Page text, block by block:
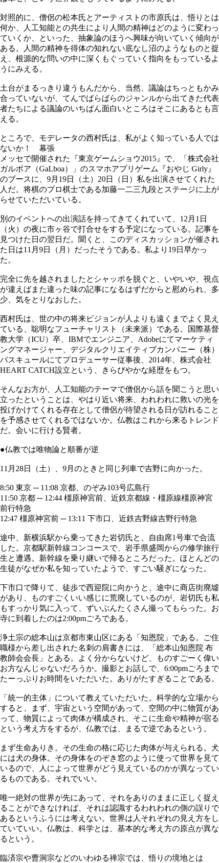
対照的に、僧侶の松本氏とアーティストの市原氏は、悟りとは
何か、人工知能との共生により人間の精神はどのように変わっ
ていくか、といった、抽象論のほうへ興味が向いていく傾向が
ある。人間の精神を得体の知れない底なし沼のようなものと捉
え、根源的な問いの中に深くもぐっていく指向をもっているよ
うにみえる。
土台がまるっきり違うもんだから、当然、議論はちっともかみ
合っていないが、てんでばらばらのジャンルから出てきた代表
者たちによる議論のいちばん面白いところはそこにあるとも言
える。
ところで、モデレータの西村氏は、私がよく知っている人では
ないか！ 幕張
メッセで開催された『東京ゲームショウ2015』で、「株式会社
ガルボア（GaLboa）」のスマホアプリゲーム『おやじ Girly』
のブースに、9月19日（土）20日（日）私を出演させてくれた
人だ。将棋のプロ棋士である加藤一二三九段とステージに上が
らせていただいている。
別のイベントへの出演話を持ってきてくれていて、12月1日
（火）の夜に市ヶ谷で打合せをする予定になっている。記事を
見つけた日の翌日だ。聞くと、このディスカッションが催され
た日は11月9日（月）だったそうである。私より19日早かっ
た。
完全に先を越されましたとシャッポを脱ぐと、いやいや、視点
が違えばまた違った味の記事になるはずだからと慰められ、多
少、気をとりなおした。
西村氏は、世の中の将来ビジョンが人よりも遠くまでよく見え
ている、聡明なフューチャリスト（未来派）である。国際基督
教大学（ICU）卒、IBMでエンジニア、Adobeにてマーケティ
ングマネージャー、デジタルクリエイティブカンパニー（株）
バスキュールにてプロデューサー従事後、2014年、株式会社
HEART CATCH設立という、きらびやかな経歴をもつ。
そんなお方が、人工知能のテーマで僧侶から話を聞こうと思い
立ったということは、やはり近い将来、われわれに救いの光を
投げかけてくれる存在として僧侶が待望される日が訪れること
を予感させてくれるではないか。仏教はこれから来るトレンド
だ。会いに行ける賢者。
●仏教では唯物論と順番が逆
11月28日（土）、9月のときと同じ列車で吉野に向かった。
8:50 東京 ─ 11:08 京都、のぞみ103号広島行
11:50 京都 ─ 12:44 橿原神宮前、近鉄京都線・橿原線橿原神宮
前行特急
12:47 橿原神宮前 ─ 13:11 下市口、近鉄吉野線吉野行特急
途中、新横浜駅から乗ってきた岩切氏と、自由席1号車で合流
した。京都駅新幹線コンコースで、岩手県盛岡からの修学旅行
生と遭遇。新幹線を乗り継いで帰るところだった。ほとんどの
生徒がなぜか私を知っていたようで、すごい騒ぎになった。
下市口で降りて、徒歩で西迎院に向かうと、途中に商店街廃墟
があり、ものすごくいい感じに荒廃しているのが、岩切氏も私
もすっかり気に入って、ずいぶんたくさん撮ってもらった。お
寺に到着したのは2:00pmごろである。
浄土宗の総本山は京都市東山区にある「知恩院」である。ご住
職様から差し出された名刺の肩書きには、「総本山知恩院 布
教師会会長」とある。よく分からないけど、ものすごーく偉い
お方なんじゃないだろうか。撮影とお話しで、6:00pmごろまで
たーっぷりお時間をいただいた。ありがたすぎることである。
「統一的主体」について教えていただいた。科学的な立場から
すると、まず、宇宙という空間があって、空間の中に物質があ
って、物質によって肉体が構成され、そこに生命や精神が宿る
という考え方をするが、仏教では、まるで逆であるという。
まず生命ありき。その生命の格に応じた肉体が与えられる。犬
には犬の身体。その身体をのぞき窓のように使って世界を見て
いるので、人によって世界がどう見えているのかが異なってい
るものである。それでいい。
唯一絶対の世界が先にあって、それをありのままに正しく捉え
ることができなければ、それは認識するわれわれの側の誤りで
あるというふうには考えない。世界は人それぞれの見え方をし
ていていい。仏教は、科学とは、基本的な考え方の原点が異な
るという。
臨済宗や曹洞宗などのいわゆる禅宗では、悟りの境地とは